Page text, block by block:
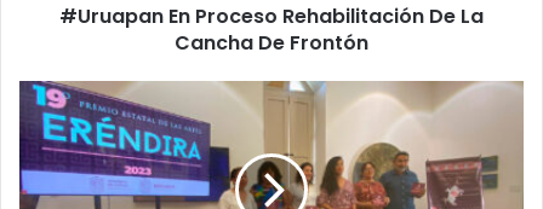
#Uruapan En Proceso Rehabilitación De La
Cancha De Frontón
SECUM
Llama
Postular
Más